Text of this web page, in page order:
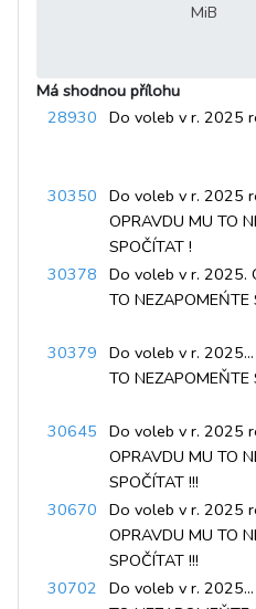
MiB
Má shodnou přílohu
28930 Do voleb v r. 2025
30350 Do voleb v r. 2025
OPRAVDU MU TO
SPOČÍTAT !
30378 Do voleb v r. 2025.
TO NEZAPOMEŃTE
30379 Do voleb v r. 2025...
TO NEZAPOMEŇTE
30645 Do voleb v r. 2025
OPRAVDU MU TO
SPOČÍTAT !!!
30670 Do voleb v r. 2025
OPRAVDU MU TO
SPOČÍTAT !!!
30702 Do voleb v r. 2025...